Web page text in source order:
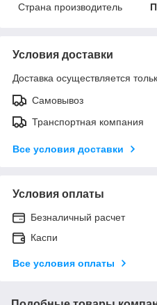
Страна производитель
Условия доставки
Доставка осуществляется
Самовывоз
Транспортная компания
Все условия доставки
Условия оплаты
Безналичный расчет
Каспи
Все условия оплаты